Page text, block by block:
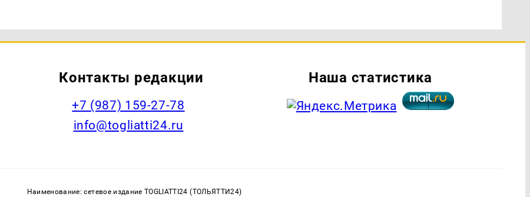
Контакты редакции
+7 (987) 159-27-78
info@togliatti24.ru
Наша статистика
Наименование: сетевое издание TOGLIATTI24 (ТОЛЬЯТТИ24)